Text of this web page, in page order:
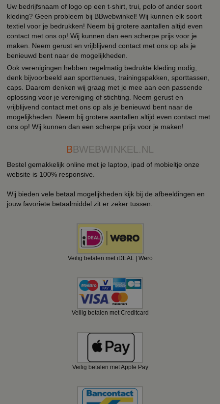
Uw bedrijfsnaam of logo op een t-shirt, trui, polo of ander soort
kleding? Geen probleem bij BBwebwinkel! Wij kunnen elk soort
textiel voor je bedrukken! Neem bij grotere aantallen altijd even
contact met ons op! Wij kunnen dan een scherpe prijs voor je
maken. Neem gerust en vrijblijvend contact met ons op als je
benieuwd bent naar de mogelijkheden.
Ook verenigingen hebben regelmatig bedrukte kleding nodig,
denk bijvoorbeeld aan sporttenues, trainingspakken, sporttassen,
caps. Daarom denken wij graag met je mee aan een passende
oplossing voor je vereniging of stichting. Neem gerust en
vrijblijvend contact met ons op als je benieuwd bent naar de
mogelijkheden. Neem bij grotere aantallen altijd even contact met
ons op! Wij kunnen dan een scherpe prijs voor je maken!
BBWEBWINKEL.NL
Bestel gemakkelijk online met je laptop, ipad of mobieltje onze
website is 100% responsive.
Wij bieden vele betaal mogelijkheden kijk bij de afbeeldingen en
jouw favoriete betaalmiddel zit er zeker tussen.
Veilig betalen met iDEAL | Wero
Veilig betalen met Creditcard
Veilig betalen met Apple Pay